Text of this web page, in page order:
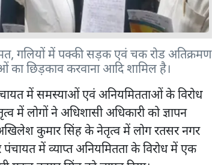
गलियों में पक्की सड़क एवं चक रोड अतिक्रमण
का छिड़काव करवाना आदि शामिल है।
में समस्याओं एवं अनियमितताओं के विरोध
में लोगों ने अधिशासी अधिकारी को ज्ञापन
कुमार सिंह के नेतृत्व में लोग रतसर नगर
में व्याप्त अनियमितता के विरोध में एक